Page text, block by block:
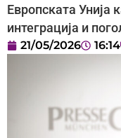
Европската Унија
интеграција и
21/05/2026 16:14